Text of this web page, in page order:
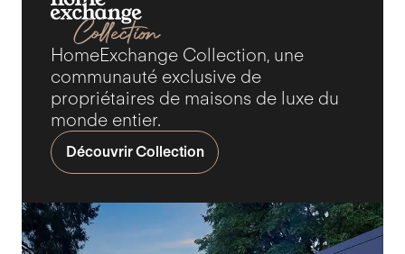
HomeExchange Collection, une
communauté exclusive de
propriétaires de maisons de luxe du
monde entier.
Découvrir Collection